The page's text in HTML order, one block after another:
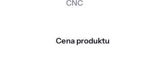
CNC
Cena produktu